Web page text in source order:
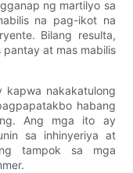
ng martilyo sa
na pag-ikot na
Bilang resulta,
at mas mabilis
kapwa nakakatulong
habang
Ang mga ito ay
sa inhinyeriya at
tampok sa mga